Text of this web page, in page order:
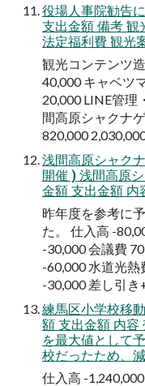
役場人事院勧告
支出金額 備考
法定福利費 観光
観光コンテンツ
40,000 キャベツ
20,000 LINE管理
間高原シャクナ
820,000
浅間高原シャク
開催 ) 浅間高原
金額 支出金額
昨年度を参考に
た。 仕入高 -
-30,000 会議費
-60,000 水道光熱
-30,000 差し引き
練馬区小学校移
額 支出金額 内
を最大値として
校だったため、減
仕入高 -